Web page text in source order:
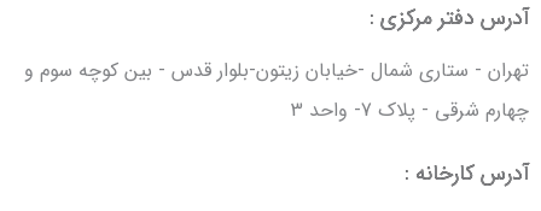
آدرس دفتر مرکزی :
تهران - ستاری شمال -خیابان زیتون-بلوار قدس - بین کوچه سوم و
چهارم شرقی - پلاک 7- واحد 3
آدرس کارخانه :